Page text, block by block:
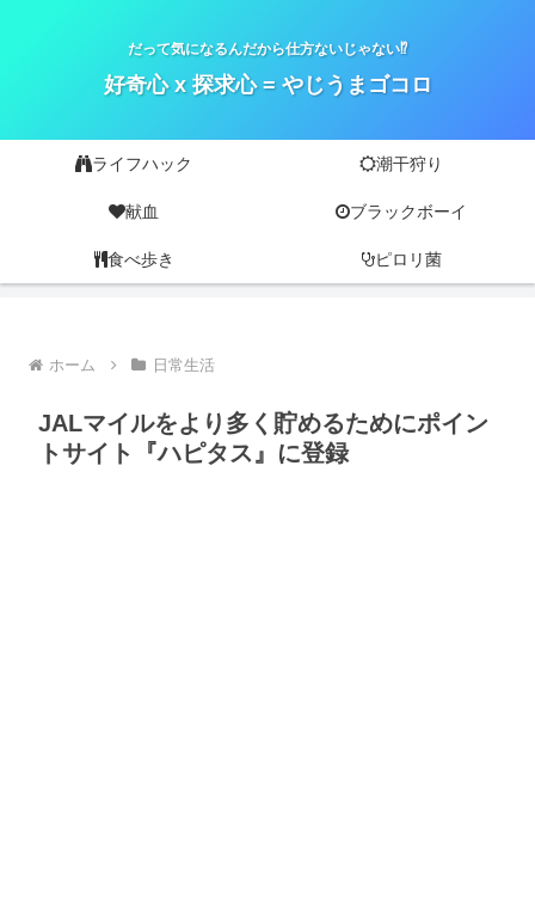
だって気になるんだから仕方ないじゃない⁉
好奇心 x 探求心 = やじうまゴコロ
ライフハック 潮干狩り
献血 ブラックボーイ
食べ歩き ピロリ菌
ホーム 日常生活
JALマイルをより多く貯めるためにポイン
トサイト『ハピタス』に登録